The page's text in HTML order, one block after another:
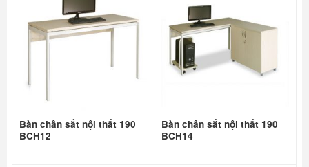
Bàn chân sắt nội thất 190
BCH12
Bàn chân sắt nội thất 190
BCH14